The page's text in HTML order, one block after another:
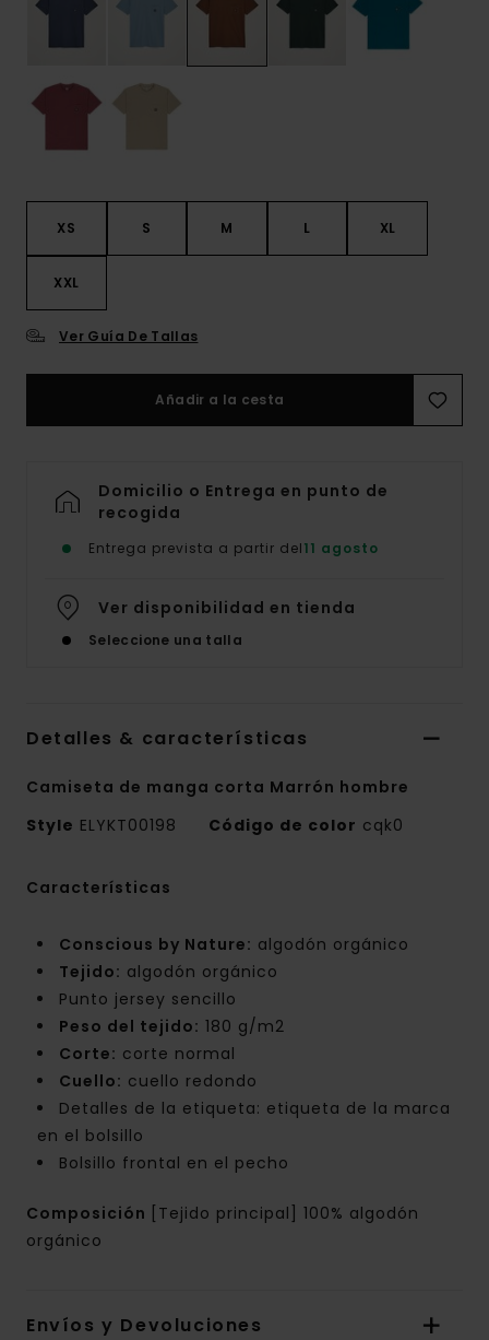
XS S M L XL
XXL
Ver Guía De Tallas
Añadir a la cesta
Domicilio o Entrega en punto de
recogida
Entrega prevista a partir del11 agosto
Ver disponibilidad en tienda
Seleccione una talla
Detalles & características
Camiseta de manga corta Marrón hombre
Style ELYKT00198 Código de color cqk0
Características
Conscious by Nature: algodón orgánico
Tejido: algodón orgánico
Punto jersey sencillo
Peso del tejido: 180 g/m2
Corte: corte normal
Cuello: cuello redondo
Detalles de la etiqueta: etiqueta de la marca
en el bolsillo
Bolsillo frontal en el pecho
Composición
[Tejido principal] 100% algodón
orgánico
Envíos y Devoluciones